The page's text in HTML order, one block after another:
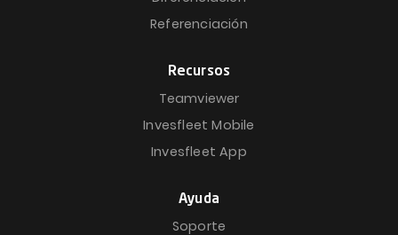
Referenciación
Recursos
Teamviewer
Invesfleet Mobile
Invesfleet App
Ayuda
Soporte